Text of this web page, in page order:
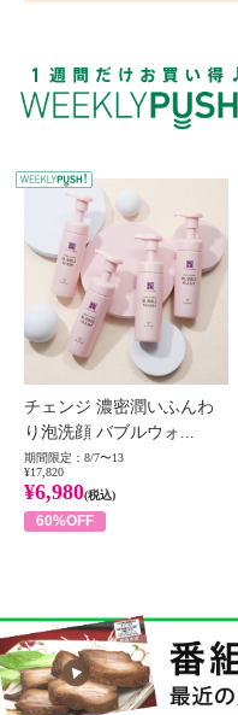
チェンジ 濃密潤いふんわ
り泡洗顔 バブルウォ...
期間限定：8/7〜13
¥17,820
¥6,980(税込)
60%OFF